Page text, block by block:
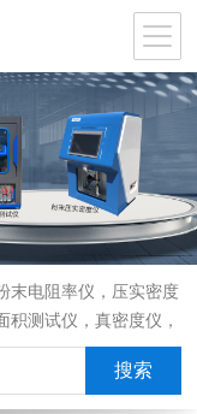
末电阻率仪，压实密度
测试仪，真密度仪，
反应测定仪